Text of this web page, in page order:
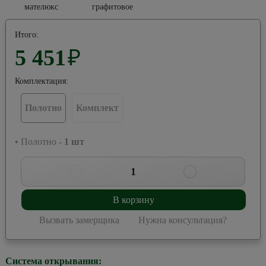
мателюкс
графитовое
Итого:
5 451₽
Комплектация:
Полотно Комплект
• Полотно - 1 шт
1
В корзину
Вызвать замерщика Нужна консультация?
Система открывания: